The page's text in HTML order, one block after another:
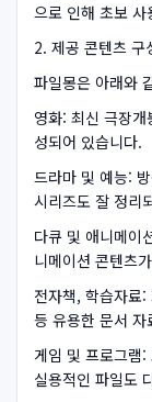
으로 인해 초보
2. 제공 콘텐츠 구
파일몽은 아래와
영화: 최신 극장
성되어 있습니다.
드라마 및 예능:
시리즈도 잘 정리
다큐 및 애니메이
니메이션 콘텐츠
전자책, 학습자료
등 유용한 문서
게임 및 프로그램
실용적인 파일도